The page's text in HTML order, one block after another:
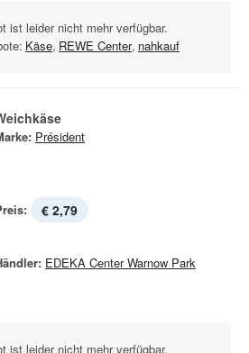
ist leider nicht mehr verfügbar.
Käse, REWE Center, nahkauf
Président
€ 2,79
EDEKA Center Warnow Park
ist leider nicht mehr verfügbar.